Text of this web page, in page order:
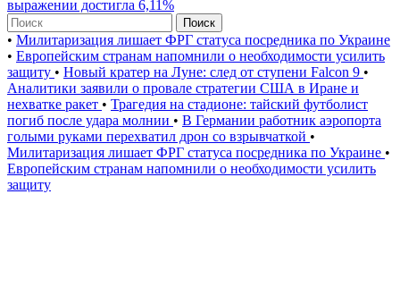
выражении достигла 6,11%
Поиск
• Милитаризация лишает ФРГ статуса посредника по Украине
• Европейским странам напомнили о необходимости усилить
защиту • Новый кратер на Луне: след от ступени Falcon 9 •
Аналитики заявили о провале стратегии США в Иране и
нехватке ракет • Трагедия на стадионе: тайский футболист
погиб после удара молнии • В Германии работник аэропорта
голыми руками перехватил дрон со взрывчаткой •
Милитаризация лишает ФРГ статуса посредника по Украине •
Европейским странам напомнили о необходимости усилить
защиту